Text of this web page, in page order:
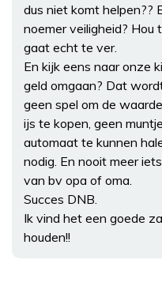
dus niet komt helpen??
noemer veiligheid? Hou
gaat echt te ver.
En kijk eens naar onze
geld omgaan? Dat
geen spel om de
ijs te kopen, geen
automaat te kunnen
nodig. En nooit meer
van bv opa of oma.
Succes DNB.
Ik vind het een goede
houden!!